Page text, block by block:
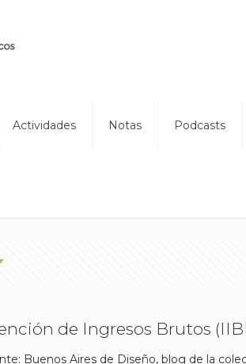
Actividades Notas Podcasts
de Ingresos Brutos
Buenos Aires de Diseño, blog de la